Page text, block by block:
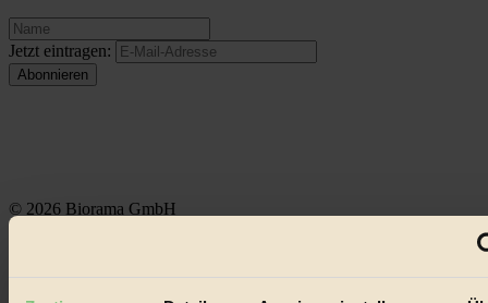
Jetzt eintragen:
© 2026 Biorama GmbH